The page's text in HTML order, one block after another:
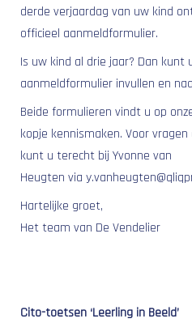
derde verjaardag van uw kind
officieel aanmeldformulier.
Is uw kind al drie jaar? Dan
aanmeldformulier invullen en
Beide formulieren vindt u op
kopje kennismaken. Voor
kunt u terecht bij Yvonne van
Heugten via
Hartelijke groet,
Het team van De Vendelier
Cito-toetsen ‘Leerling in Beeld’